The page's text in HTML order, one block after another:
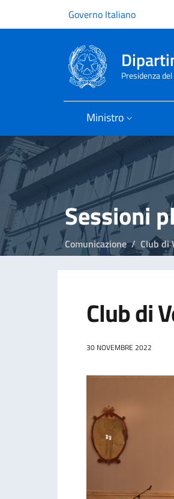
Governo Italiano
Presidenza
Ministro
Sessioni
Comunicazione Club di
Club di
30 NOVEMBRE 2022